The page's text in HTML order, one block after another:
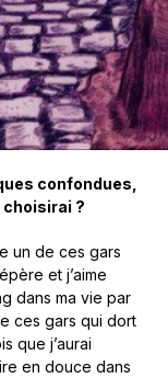
confondues,
choisirai ?
un de ces gars
et j’aime
dans ma vie par
ces gars qui dort
que j’aurai
en douce dans